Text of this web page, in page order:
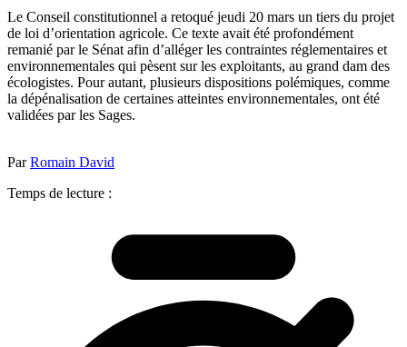
Le Conseil constitutionnel a retoqué jeudi 20 mars un tiers du projet
de loi d’orientation agricole. Ce texte avait été profondément
remanié par le Sénat afin d’alléger les contraintes réglementaires et
environnementales qui pèsent sur les exploitants, au grand dam des
écologistes. Pour autant, plusieurs dispositions polémiques, comme
la dépénalisation de certaines atteintes environnementales, ont été
validées par les Sages.
ParRomain David
Temps de lecture :